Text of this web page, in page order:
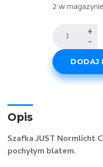
2 w magazynie
Control
Cabinet
0B
15/9
+
-
DODAJ
Opis
Szafka JUST Normlicht
pochyłym blatem.